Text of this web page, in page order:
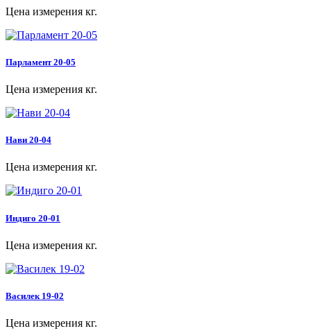
Цена измерения кг.
Парламент 20-05
Цена измерения кг.
Нави 20-04
Цена измерения кг.
Индиго 20-01
Цена измерения кг.
Василек 19-02
Цена измерения кг.